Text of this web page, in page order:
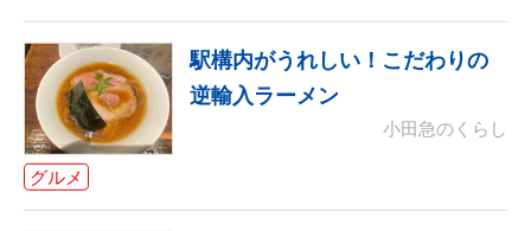
グルメ
駅構内がうれしい！こだわりの
逆輸入ラーメン
小田急のくらし